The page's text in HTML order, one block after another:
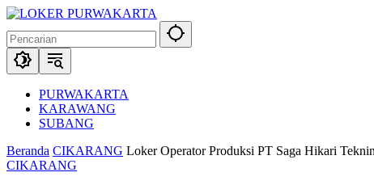
Langsung
konten
PURWAKARTA
KARAWANG
SUBANG
Beranda CIKARANG Loker Operator Produksi PT Saga Hikari
CIKARANG